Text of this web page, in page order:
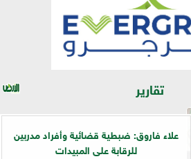
تقارير
علاء فاروق: ضبطية قضائية وأفراد مدربين
للرقابة على المبيدات